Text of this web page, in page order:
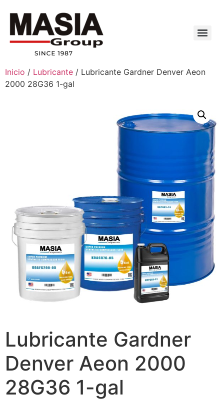
Inicio / Lubricante / Lubricante Gardner Denver Aeon
2000 28G36 1-gal
Lubricante Gardner
Denver Aeon 2000
28G36 1-gal